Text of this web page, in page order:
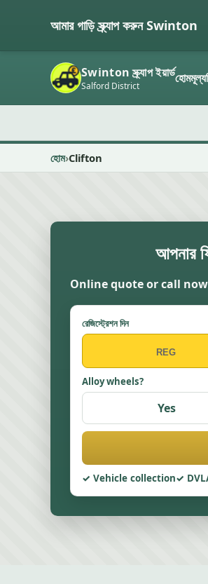
আমার গাড়ি স্ক্র্যাপ করুন Swinton
Swinton স্ক্র্যাপ ইয়ার্ড
Salford District হোমমূল্য
হোম Clifton
আপনার
Online quote or call now
রেজিস্ট্রেশন দিন
Alloy wheels?
Yes
Vehicle collection